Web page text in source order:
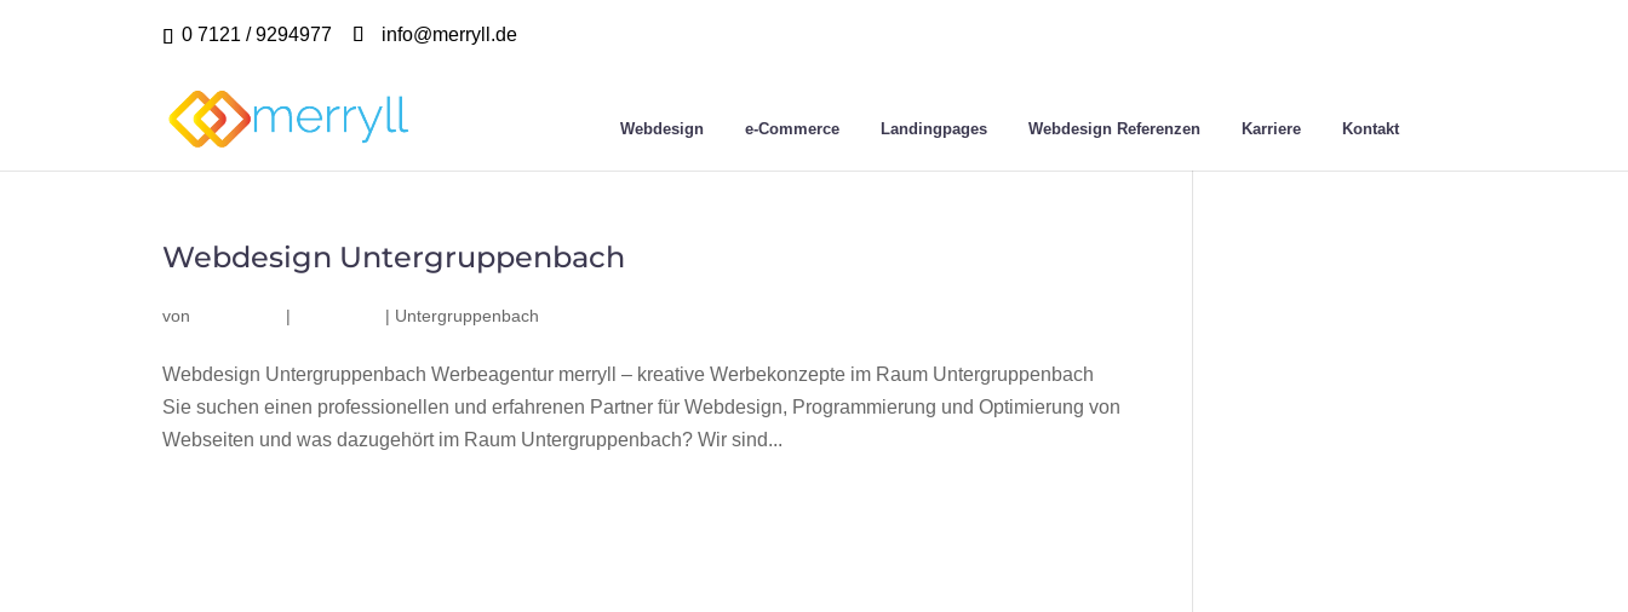
0 7121 / 9294977 info@merryll.de
Webdesign e-Commerce Landingpages Webdesign Referenzen Karriere Kontakt
Webdesign Untergruppenbach
von | | Untergruppenbach
Webdesign Untergruppenbach Werbeagentur merryll – kreative Werbekonzepte im Raum Untergruppenbach
Sie suchen einen professionellen und erfahrenen Partner für Webdesign, Programmierung und Optimierung von
Webseiten und was dazugehört im Raum Untergruppenbach? Wir sind...